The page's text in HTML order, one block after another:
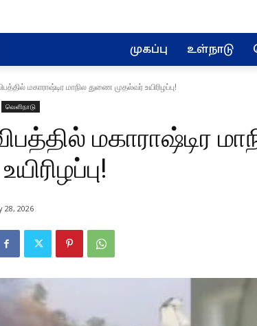
முகப்பு உள்நாடு
மகாராஷ்டிர மாநில துணை முதல்வர் உயிரிழப்பு!
வெளிநாடு
மகாராஷ்டிர
28, 2026